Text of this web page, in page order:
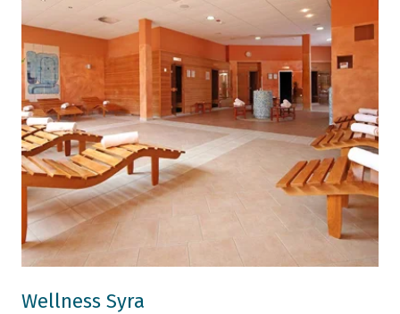
Wellness Syra